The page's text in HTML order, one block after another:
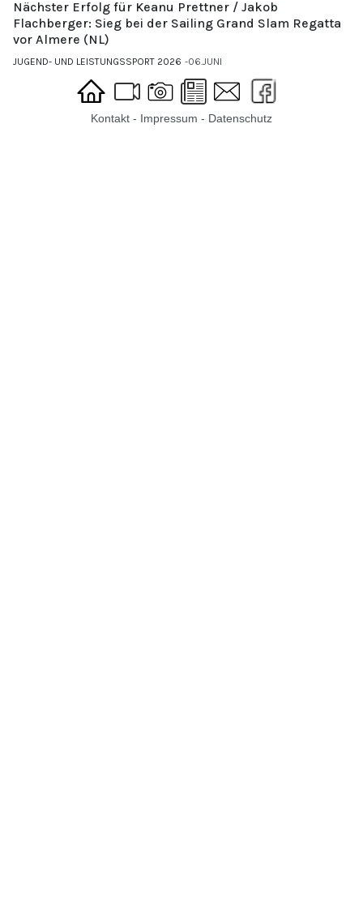
Nächster Erfolg für Keanu Prettner / Jakob
Flachberger: Sieg bei der Sailing Grand Slam Regatta
vor Almere (NL)
JUGEND- UND LEISTUNGSSPORT 2026 06.JUNI
Kontakt - Impressum - Datenschutz